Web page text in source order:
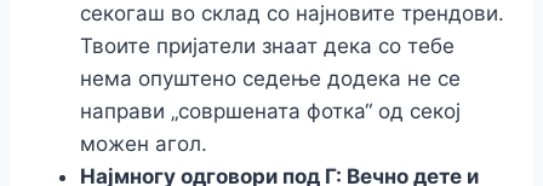
секогаш во склад со најновите трендови.
Твоите пријатели знаат дека со тебе
нема опуштено седење додека не се
направи „совршената фотка“ од секој
можен агол.
Најмногу одговори под Г: Вечно дете и